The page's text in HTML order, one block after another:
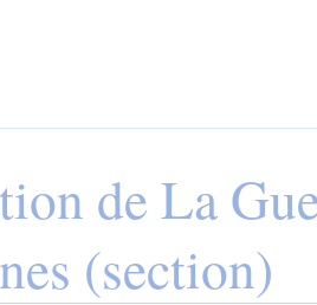
deLa
(section)